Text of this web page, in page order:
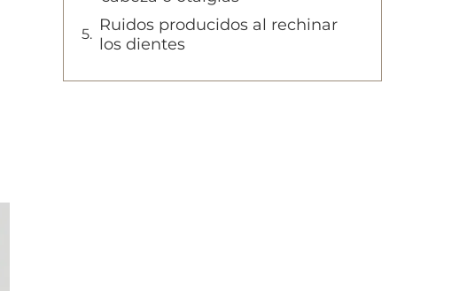
Ruidos producidos al rechinar
los dientes